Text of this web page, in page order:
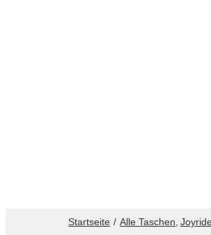
Startseite Alle Taschen